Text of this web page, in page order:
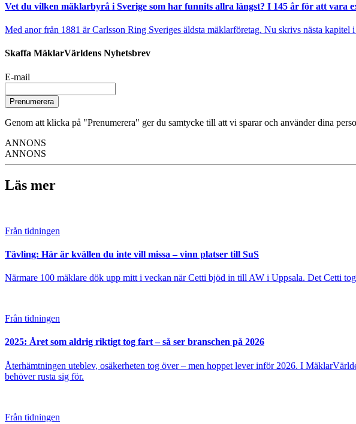
Vet du vilken mäklarbyrå i Sverige som har funnits allra längst? I 145 år för att vara
Med anor från 1881 är Carlsson Ring Sveriges äldsta mäklarföretag. Nu skrivs nästa kapitel
Skaffa MäklarVärldens Nyhetsbrev
E-mail
Prenumerera
Genom att klicka på "Prenumerera" ger du samtycke till att vi sparar och använder dina
ANNONS
ANNONS
Läs mer
Från tidningen
Tävling: Här är kvällen du inte vill missa – vinn platser till SuS
Närmare 100 mäklare dök upp mitt i veckan när Cetti bjöd in till AW i Uppsala. Det Cetti
Från tidningen
2025: Året som aldrig riktigt tog fart – så ser branschen på 2026
Återhämtningen uteblev, osäkerheten tog över – men hoppet lever inför 2026. I
behöver rusta sig för.
Från tidningen